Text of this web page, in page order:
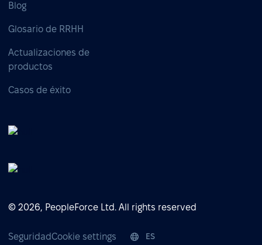
Blog
Glosario de RRHH
Actualizaciones de
productos
Casos de éxito
© 2026, PeopleForce Ltd. All rights reserved
SeguridadCookie settings ES